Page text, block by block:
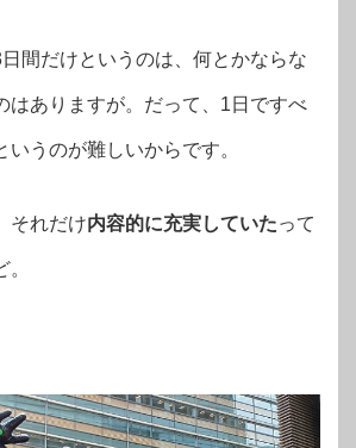
間だけというのは、何とかならな
はありますが。だって、1日ですべ
いうのが難しいからです。
それだけ内容的に充実していたって